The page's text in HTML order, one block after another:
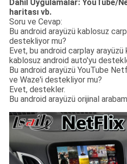
Dahil Uygulamalar: YouTube/
haritası vb.
Soru ve Cevap:
Bu android arayüzü kablosuz
destekliyor mu?
Evet, bu android carplay
kablosuz android auto'yu
Bu android arayüzü YouTube
ve Waze'i destekliyor mu?
Evet, destekler.
Bu android arayüzü orijinal